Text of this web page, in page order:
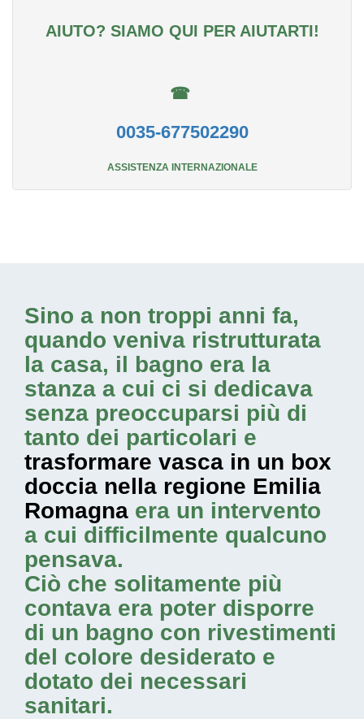
AIUTO? SIAMO QUI PER AIUTARTI!
☎
0035-677502290
ASSISTENZA INTERNAZIONALE
Sino a non troppi anni fa,
quando veniva ristrutturata
la casa, il bagno era la
stanza a cui ci si dedicava
senza preoccuparsi più di
tanto dei particolari e
trasformare vasca in un box
doccia nella regione Emilia
Romagna era un intervento
a cui difficilmente qualcuno
pensava.
Ciò che solitamente più
contava era poter disporre
di un bagno con rivestimenti
del colore desiderato e
dotato dei necessari
sanitari.